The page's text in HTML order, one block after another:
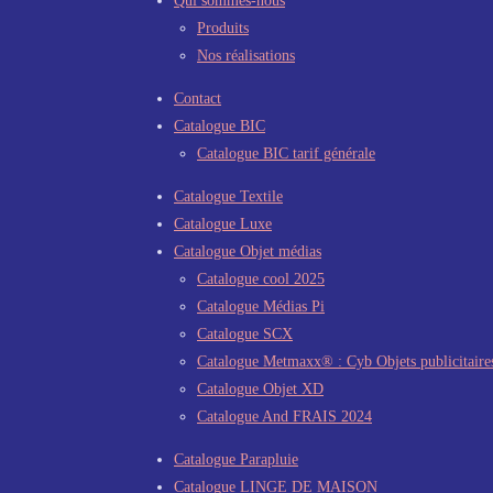
Produits
Nos réalisations
Contact
Catalogue BIC
Catalogue BIC tarif générale
Catalogue Textile
Catalogue Luxe
Catalogue Objet médias
Catalogue cool 2025
Catalogue Médias Pi
Catalogue SCX
Catalogue Metmaxx® : Cyb Objets
Catalogue Objet XD
Catalogue And FRAIS 2024
Catalogue Parapluie
Catalogue LINGE DE MAISON